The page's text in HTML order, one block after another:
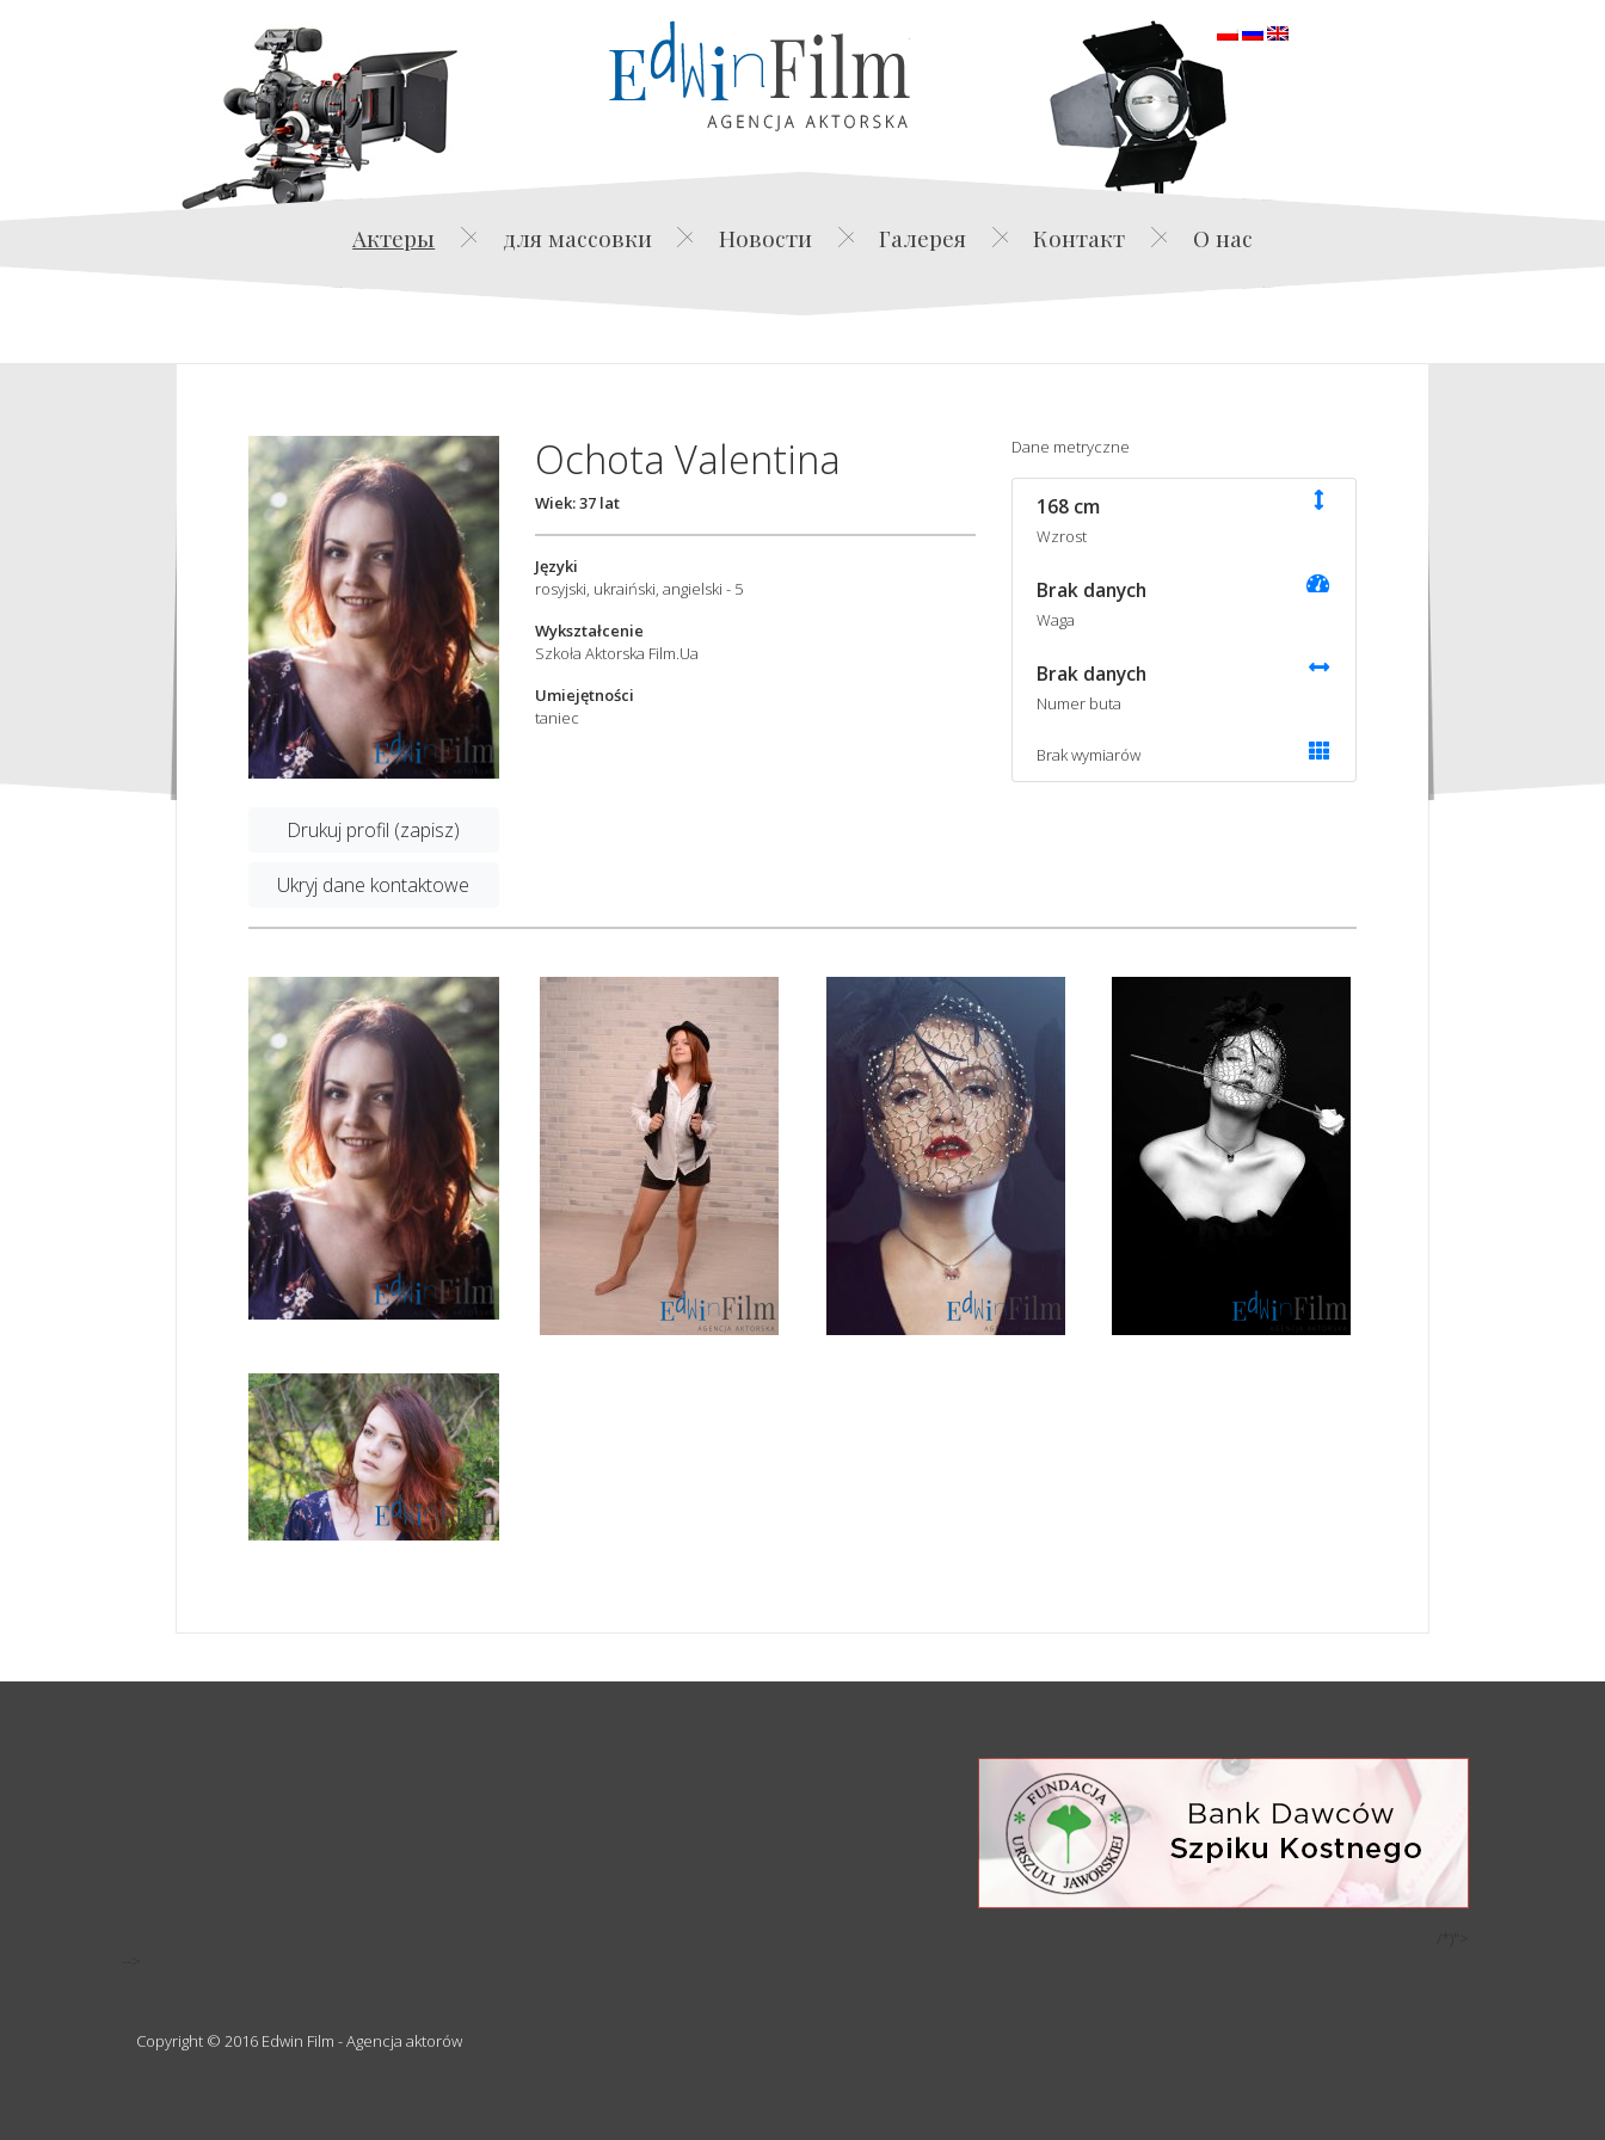
Edwin Film Agencja Aktorska
Актеры для массовки Новости Галерея Контакт О нас
Drukuj profil (zapisz)
Ukryj dane kontaktowe
Ochota Valentina
Wiek: 37 lat
Języki
rosyjski, ukraiński, angielski - 5
Wykształcenie
Szkoła Aktorska Film.Ua
Umiejętności
taniec
Dane metryczne
168 cm
Wzrost
Brak danych
Waga
Brak danych
Numer buta
Brak wymiarów
Copyright © 2016 Edwin Film - Agencja aktorów